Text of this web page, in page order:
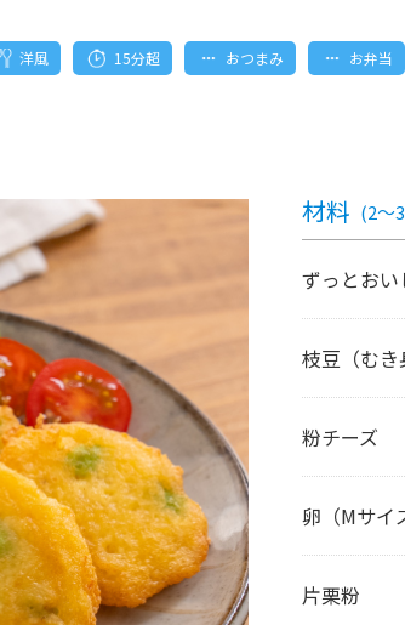
洋風 15分超 おつまみ お弁当
材料 (2～
ずっとお
枝豆（むき
粉チーズ
卵（Mサイ
片栗粉